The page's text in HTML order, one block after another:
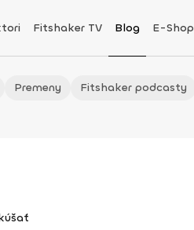
Fitshaker TV Blog E-Shop
Premeny Fitshaker podcasty